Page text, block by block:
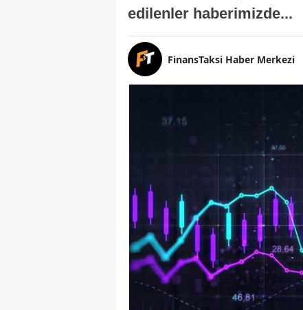
edilenler haberimizde...
FinansTaksi Haber Merkezi